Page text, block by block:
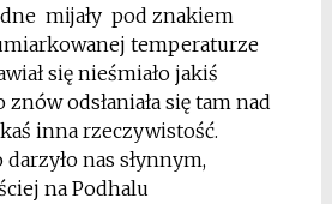
mijały pod znakiem
temperaturze
się nieśmiało jakiś
znów odsłaniała się tam nad
inna rzeczywistość.
nas słynnym,
na Podhalu